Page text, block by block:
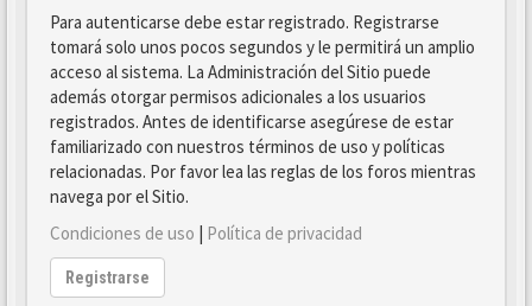
Para autenticarse debe estar registrado. Registrarse
tomará solo unos pocos segundos y le permitirá un amplio
acceso al sistema. La Administración del Sitio puede
además otorgar permisos adicionales a los usuarios
registrados. Antes de identificarse asegúrese de estar
familiarizado con nuestros términos de uso y políticas
relacionadas. Por favor lea las reglas de los foros mientras
navega por el Sitio.
Condiciones de uso | Política de privacidad
Registrarse